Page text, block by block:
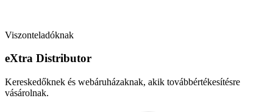
Viszonteladóknak
eXtra Distributor
Kereskedőknek és webáruházaknak, akik továbbértékesítésre
vásárolnak.